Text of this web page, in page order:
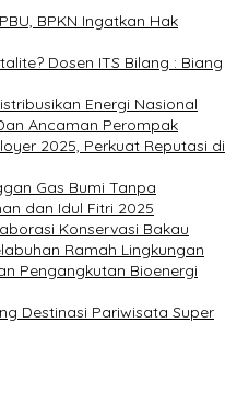
BPKN Ingatkan Hak
Dosen ITS Bilang : Biang
Energi Nasional
Ancaman Perompak
2025, Perkuat Reputasi di
Gas Bumi Tanpa
dan Idul Fitri 2025
Konservasi Bakau
Ramah Lingkungan
Pengangkutan Bioenergi
Destinasi Pariwisata Super